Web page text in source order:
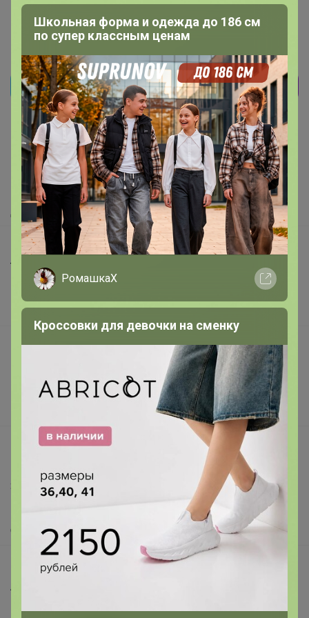
Реклама
Как здесь все устроено?
Как сделать заказ?
Как получить?
Доставка
Шоурумы
Торговые марки
Наша команда
В наличии
Подарочные сертификаты
Поставщикам
support@24-ok.ru
Защита покупателя
О нас
Все предложения
Анонсы
Новости
Школьная форма и одежда до 186 см
по супер классным ценам
РомашкаХ
Кроссовки для девочки на сменку